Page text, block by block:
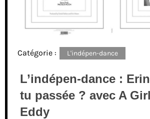
Catégorie : L'indépen-dance
L’indépen-dance :
tu passée ? avec A
Eddy